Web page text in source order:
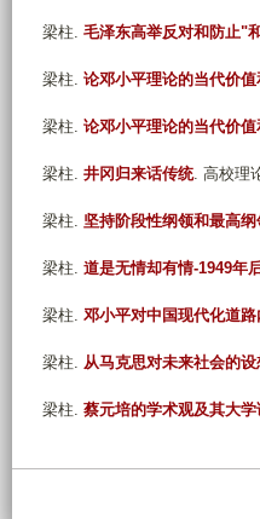
梁柱. 毛泽东高举反对和防止"
梁柱. 论邓小平理论的当代价
梁柱. 论邓小平理论的当代价
梁柱. 井冈归来话传统. 高校理
梁柱. 坚持阶段性纲领和最高
梁柱. 道是无情却有情-1949年
梁柱. 邓小平对中国现代化道
梁柱. 从马克思对未来社会的设
梁柱. 蔡元培的学术观及其大